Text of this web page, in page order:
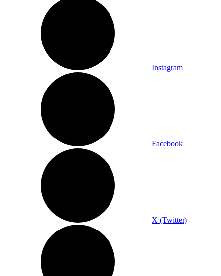
Instagram
Facebook
X (Twitter)